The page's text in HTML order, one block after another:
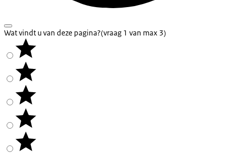
Wat vindt u van deze pagina?(vraag 1 van max 3)